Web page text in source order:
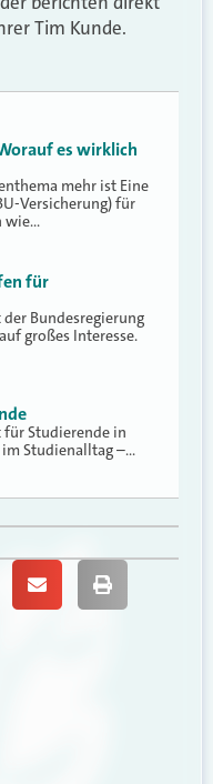
Tim Kunde.
es wirklich
mehr ist Eine
Versicherung) für
wie…
für
Bundesregierung
großes Interesse.
Studierende in
Studienalltag –…